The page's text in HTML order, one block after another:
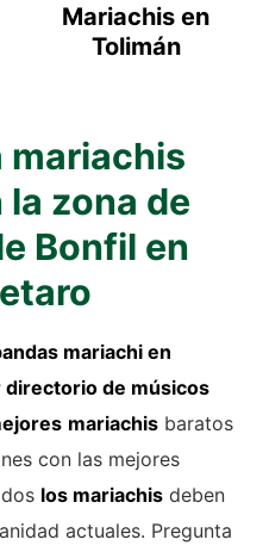
Mariachis en
Tolimán
mariachis
zona de
Bonfil en
mariachi en
directorio de músicos
mariachis baratos
con las mejores
los mariachis deben
actuales. Pregunta